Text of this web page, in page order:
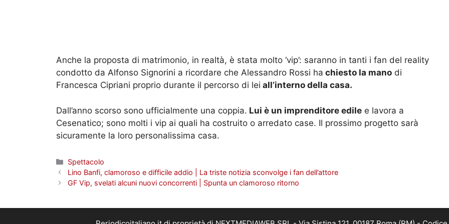
Anche la proposta di matrimonio, in realtà, è stata molto ‘vip’: saranno in tanti i fan del reality
condotto da Alfonso Signorini a ricordare che Alessandro Rossi ha chiesto la mano di
Francesca Cipriani proprio durante il percorso di lei all’interno della casa.
Dall’anno scorso sono ufficialmente una coppia. Lui è un imprenditore edile e lavora a
Cesenatico; sono molti i vip ai quali ha costruito o arredato case. Il prossimo progetto sarà
sicuramente la loro personalissima casa.
Categorie
Spettacolo
Lino Banfi, clamoroso e difficile addio | La triste notizia sconvolge i fan dell’attore
GF Vip, svelati alcuni nuovi concorrenti | Spunta un clamoroso ritorno